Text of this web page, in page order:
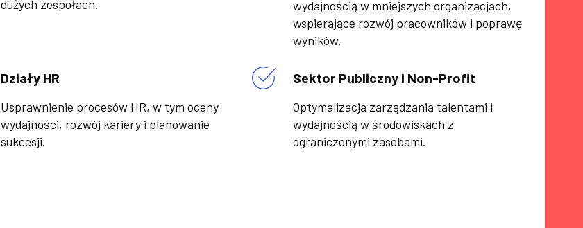
dużych zespołach.
wydajnością w mniejszych organizacjach,
wspierające rozwój pracowników i poprawę
wyników.
Działy HR
Usprawnienie procesów HR, w tym oceny
wydajności, rozwój kariery i planowanie
sukcesji.
Sektor Publiczny i Non-Profit
Optymalizacja zarządzania talentami i
wydajnością w środowiskach z
ograniczonymi zasobami.